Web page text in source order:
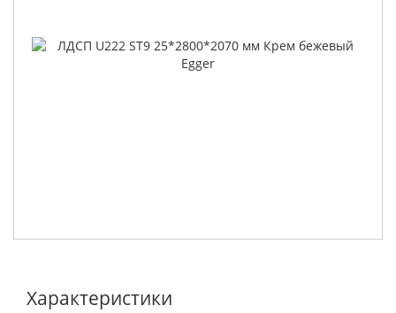
Характеристики